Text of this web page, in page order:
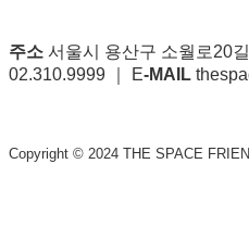
주소 서울시 용산구 소월로20
02.310.9999 ｜ E-MAIL
Copyright © 2024 THE SPACE